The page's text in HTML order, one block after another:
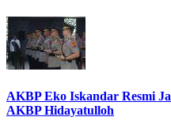
AKBP Eko Iskandar Resmi
AKBP Hidayatulloh